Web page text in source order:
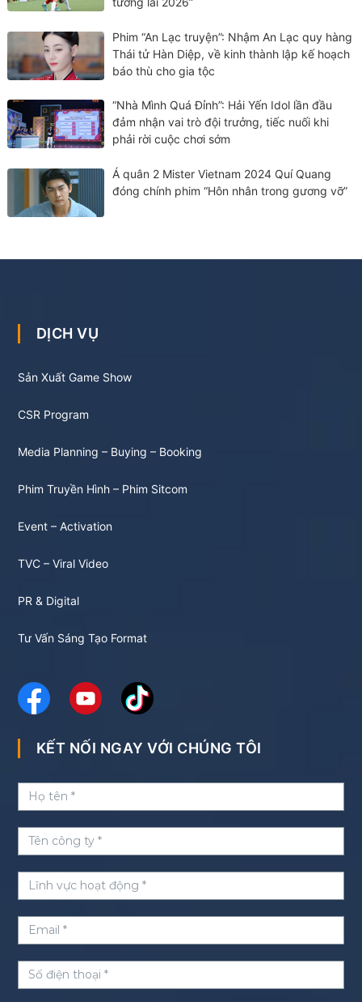
Phim “An Lạc truyện”: Nhậm An Lạc quy hàng
Thái tử Hàn Diệp, về kinh thành lập kế hoạch
báo thù cho gia tộc
“Nhà Mình Quá Đỉnh”: Hải Yến Idol lần đầu
đảm nhận vai trò đội trưởng, tiếc nuối khi
phải rời cuộc chơi sớm
Á quân 2 Mister Vietnam 2024 Quí Quang
đóng chính phim “Hôn nhân trong gương vỡ”
DỊCH VỤ
Sản Xuất Game Show
CSR Program
Media Planning – Buying – Booking
Phim Truyền Hình – Phim Sitcom
Event – Activation
TVC – Viral Video
PR & Digital
Tư Vấn Sáng Tạo Format
KẾT NỐI NGAY VỚI CHÚNG TÔI